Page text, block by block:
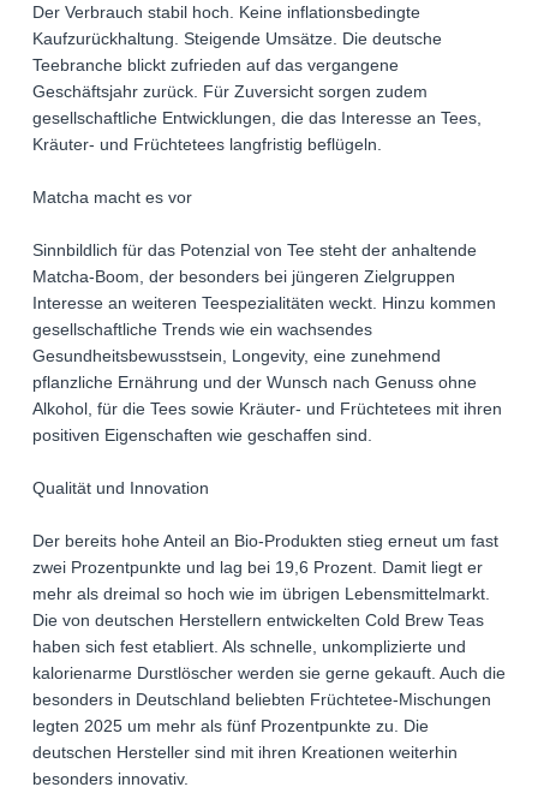
Der Verbrauch stabil hoch. Keine inflationsbedingte
Kaufzurückhaltung. Steigende Umsätze. Die deutsche
Teebranche blickt zufrieden auf das vergangene
Geschäftsjahr zurück. Für Zuversicht sorgen zudem
gesellschaftliche Entwicklungen, die das Interesse an Tees,
Kräuter- und Früchtetees langfristig beflügeln.
Matcha macht es vor
Sinnbildlich für das Potenzial von Tee steht der anhaltende
Matcha-Boom, der besonders bei jüngeren Zielgruppen
Interesse an weiteren Teespezialitäten weckt. Hinzu kommen
gesellschaftliche Trends wie ein wachsendes
Gesundheitsbewusstsein, Longevity, eine zunehmend
pflanzliche Ernährung und der Wunsch nach Genuss ohne
Alkohol, für die Tees sowie Kräuter- und Früchtetees mit ihren
positiven Eigenschaften wie geschaffen sind.
Qualität und Innovation
Der bereits hohe Anteil an Bio-Produkten stieg erneut um fast
zwei Prozentpunkte und lag bei 19,6 Prozent. Damit liegt er
mehr als dreimal so hoch wie im übrigen Lebensmittelmarkt.
Die von deutschen Herstellern entwickelten Cold Brew Teas
haben sich fest etabliert. Als schnelle, unkomplizierte und
kalorienarme Durstlöscher werden sie gerne gekauft. Auch die
besonders in Deutschland beliebten Früchtetee-Mischungen
legten 2025 um mehr als fünf Prozentpunkte zu. Die
deutschen Hersteller sind mit ihren Kreationen weiterhin
besonders innovativ.